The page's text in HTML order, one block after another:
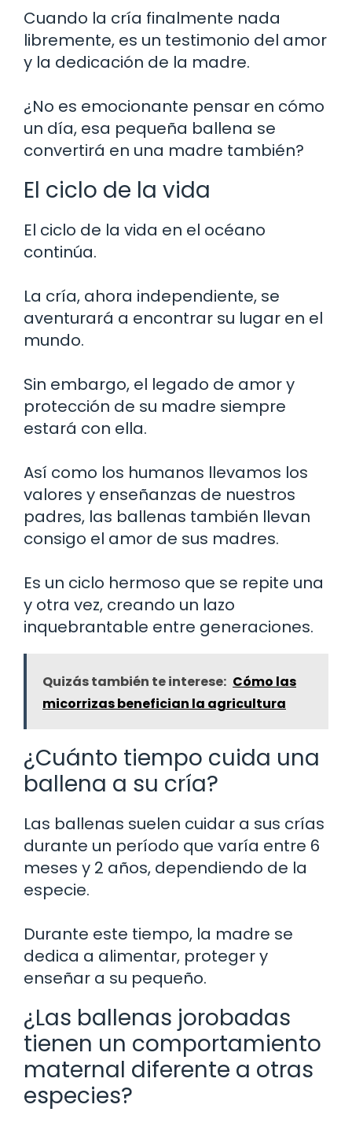
Cuando la cría finalmente nada
libremente, es un testimonio del amor
y la dedicación de la madre.
¿No es emocionante pensar en cómo
un día, esa pequeña ballena se
convertirá en una madre también?
El ciclo de la vida
El ciclo de la vida en el océano
continúa.
La cría, ahora independiente, se
aventurará a encontrar su lugar en el
mundo.
Sin embargo, el legado de amor y
protección de su madre siempre
estará con ella.
Así como los humanos llevamos los
valores y enseñanzas de nuestros
padres, las ballenas también llevan
consigo el amor de sus madres.
Es un ciclo hermoso que se repite una
y otra vez, creando un lazo
inquebrantable entre generaciones.
Quizás también te interese: Cómo las
micorrizas benefician la agricultura
¿Cuánto tiempo cuida una
ballena a su cría?
Las ballenas suelen cuidar a sus crías
durante un período que varía entre 6
meses y 2 años, dependiendo de la
especie.
Durante este tiempo, la madre se
dedica a alimentar, proteger y
enseñar a su pequeño.
¿Las ballenas jorobadas
tienen un comportamiento
maternal diferente a otras
especies?